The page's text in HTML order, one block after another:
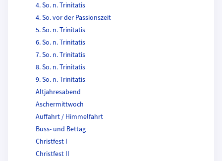
4. So. n. Trinitatis
4. So. vor der Passionszeit
5. So. n. Trinitatis
6. So. n. Trinitatis
7. So. n. Trinitatis
8. So. n. Trinitatis
9. So. n. Trinitatis
Altjahresabend
Aschermittwoch
Auffahrt / Himmelfahrt
Buss- und Bettag
Christfest I
Christfest II